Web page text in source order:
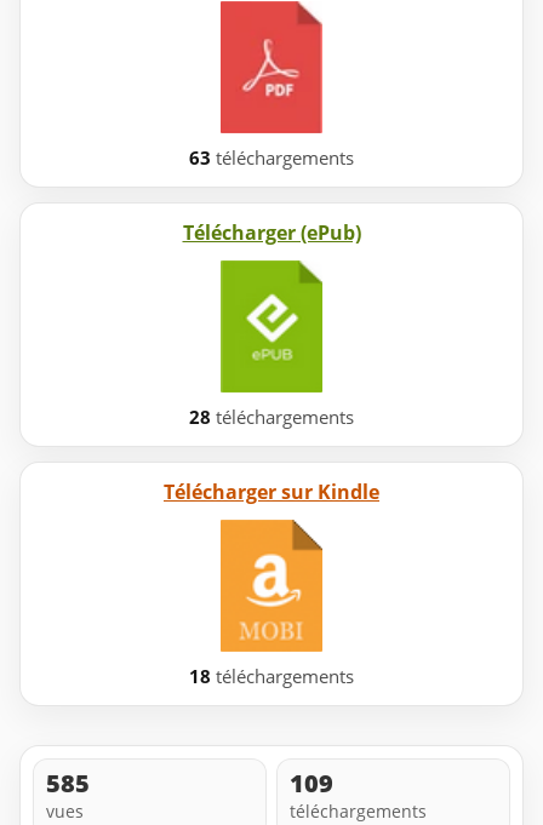
63 téléchargements
Télécharger (ePub)
28 téléchargements
Télécharger sur Kindle
18 téléchargements
585
vues
109
téléchargements